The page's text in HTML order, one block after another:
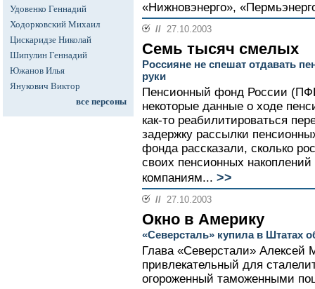
Удовенко Геннадий
Ходорковский Михаил
Цискаридзе Николай
Шипулин Геннадий
Южанов Илья
Янукович Виктор
все персоны
«Нижновэнерго»,
// 27.10.2003
Семь тысяч смелых
Россияне не спешат отдавать
руки
Пенсионный фонд России
некоторые данные о ходе
как-то реабилитироваться
задержку рассылки
фонда рассказали, сколько
своих пенсионных
компаниям... >>
// 27.10.2003
Окно в Америку
«Северсталь» купила в Штатах
Глава «Северстали»
привлекательный для
огороженный таможенными